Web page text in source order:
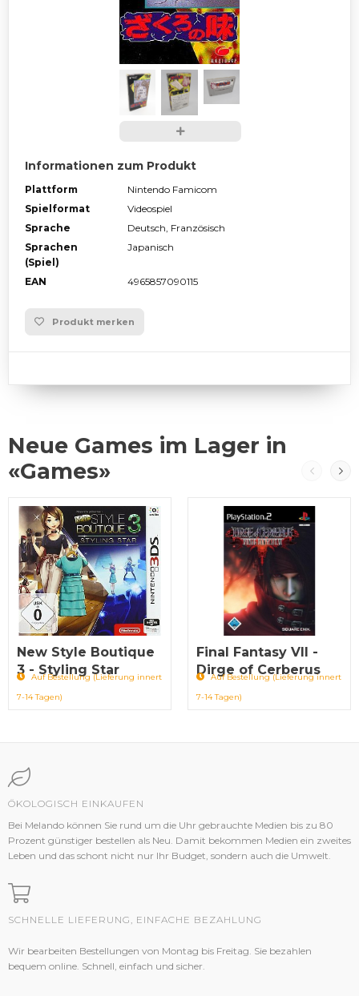
Informationen zum Produkt
Plattform
Nintendo Famicom
Spielformat
Videospiel
Sprache
Deutsch, Französisch
Sprachen
(Spiel)
Japanisch
EAN 4965857090115
Produkt merken
Neue Games im Lager in
«Games»
New Style Boutique
3 - Styling Star
Auf Bestellung (Lieferung innert
7-14 Tagen)
Final Fantasy VII -
Dirge of Cerberus
Auf Bestellung (Lieferung innert
7-14 Tagen)
ÖKOLOGISCH EINKAUFEN
Bei Melando können Sie rund um die Uhr gebrauchte Medien bis zu 80
Prozent günstiger bestellen als Neu. Damit bekommen Medien ein zweites
Leben und das schont nicht nur Ihr Budget, sondern auch die Umwelt.
SCHNELLE LIEFERUNG, EINFACHE BEZAHLUNG
Wir bearbeiten Bestellungen von Montag bis Freitag. Sie bezahlen
bequem online. Schnell, einfach und sicher.